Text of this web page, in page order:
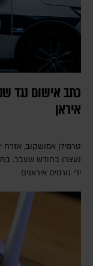
כתב אישום נגד
איראן
טרמילן אמושקוב, אזרח
נעצרו בחודש שעבר.
ידי גורמים איראנים